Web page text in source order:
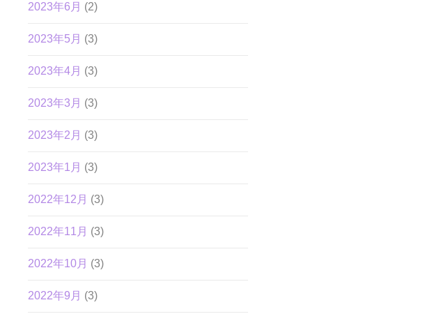
2023年6月 (2)
2023年5月 (3)
2023年4月 (3)
2023年3月 (3)
2023年2月 (3)
2023年1月 (3)
2022年12月 (3)
2022年11月 (3)
2022年10月 (3)
2022年9月 (3)